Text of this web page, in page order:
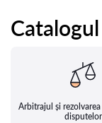
Arbitrajul și
disputelor